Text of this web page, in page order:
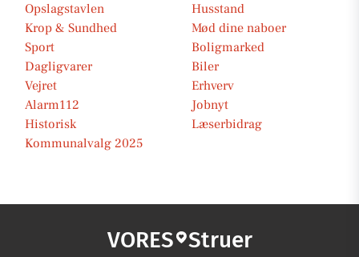
Opslagstavlen
Husstand
Krop & Sundhed
Mød dine naboer
Sport
Boligmarked
Dagligvarer
Biler
Vejret
Erhverv
Alarm112
Jobnyt
Historisk
Læserbidrag
Kommunalvalg 2025
VORES Struer